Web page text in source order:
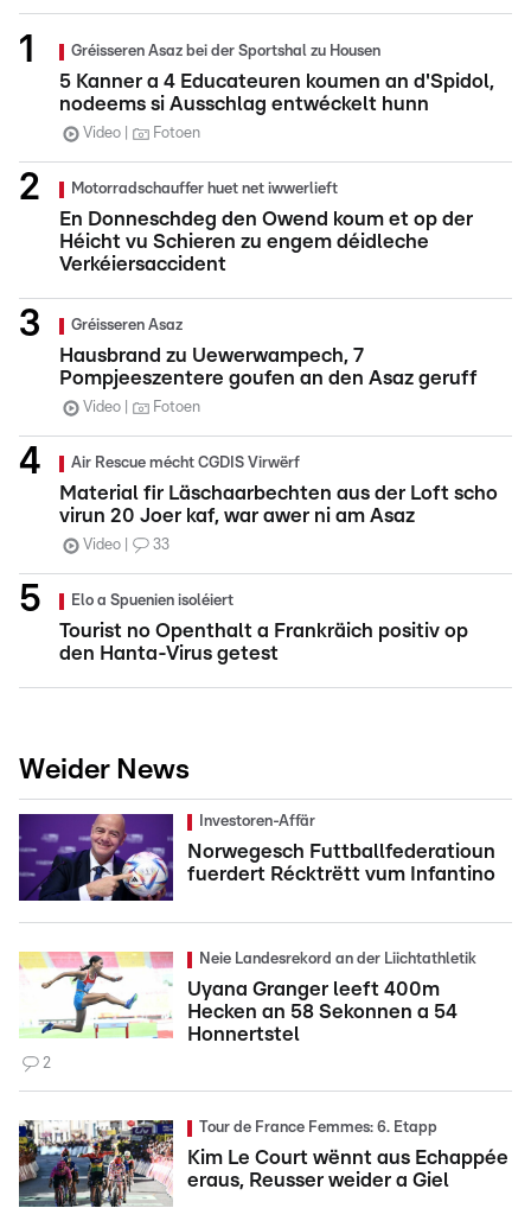
Gréisseren Asaz bei der Sportshal zu Housen
5 Kanner a 4 Educateuren koumen an d'Spidol,
nodeems si Ausschlag entwéckelt hunn
Video Fotoen
Motorradschauffer huet net iwwerlieft
En Donneschdeg den Owend koum et op der
Héicht vu Schieren zu engem déidleche
Verkéiersaccident
Gréisseren Asaz
Hausbrand zu Uewerwampech, 7
Pompjeeszentere goufen an den Asaz geruff
Video Fotoen
Air Rescue mécht CGDIS Virwërf
Material fir Läschaarbechten aus der Loft scho
virun 20 Joer kaf, war awer ni am Asaz
Video 33
Elo a Spuenien isoléiert
Tourist no Openthalt a Frankräich positiv op
den Hanta-Virus getest
Weider News
Investoren-Affär
Norwegesch Futtballfederatioun
fuerdert Récktrëtt vum Infantino
Neie Landesrekord an der Liichtathletik
Uyana Granger leeft 400m
Hecken an 58 Sekonnen a 54
Honnertstel
2
Tour de France Femmes: 6. Etapp
Kim Le Court wënnt aus Echappée
eraus, Reusser weider a Giel